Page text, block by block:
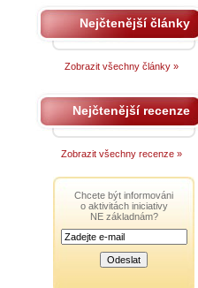
Nejčtenější články
Zobrazit všechny články »
Nejčtenější recenze
Zobrazit všechny recenze »
Chcete být informováni
o aktivitách iniciativy
NE základnám?